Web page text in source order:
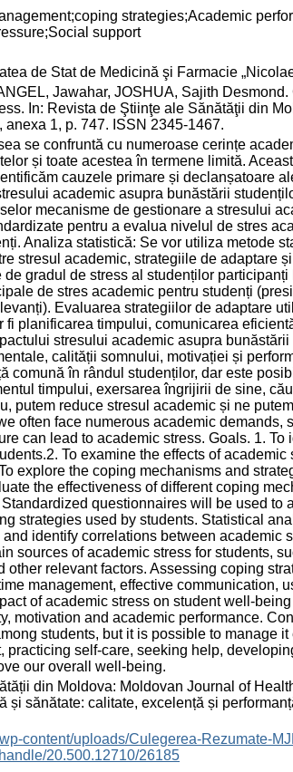
strategies;Academic
support
de Stat de Medicină şi Farmacie
Jawahar, JOSHUA, Sajith
In: Revista de Ştiinţe ale Sănătăţii din
anexa 1, p. 747. ISSN 2345-1467.
se confruntă cu numeroase cerințe
și toate acestea în termene limită.
cauzele primare și declanșatoare
academic asupra bunăstării
mecanisme de gestionare a stresului
pentru a evalua nivelul de stres
Analiza statistică: Se vor utiliza metode
stresul academic, strategiile de adaptare
gradul de stress al studenților
de stres academic pentru studenți
Evaluarea strategiilor de adaptare
fi planificarea timpului, comunicarea
stresului academic asupra
calității somnului, motivației și
comună în rândul studenților, dar este
timpului, exersarea îngrijirii de sine,
putem reduce stresul academic și ne
often face numerous academic demands,
can lead to academic stress. Goals. 1.
To examine the effects of academic
explore the coping mechanisms and
the effectiveness of different coping
questionnaires will be used to
strategies used by students. Statistical
identify correlations between academic
sources of academic stress for students,
other relevant factors. Assessing coping
management, effective communication,
of academic stress on student well-
motivation and academic performance.
students, but it is possible to manage
practicing self-care, seeking help,
our overall well-being.
din Moldova: Moldovan Journal of
și sănătate: calitate, excelență și
content/uploads/Culegerea-Rezumate-
20.500.12710/26185